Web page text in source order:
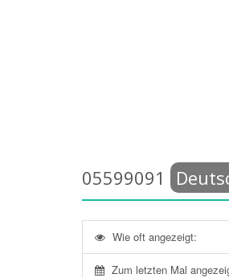
05599091
Wie oft angezeigt:
Zum letzten Mal